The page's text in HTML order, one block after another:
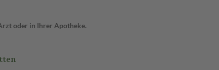
oder in Ihrer Apotheke.